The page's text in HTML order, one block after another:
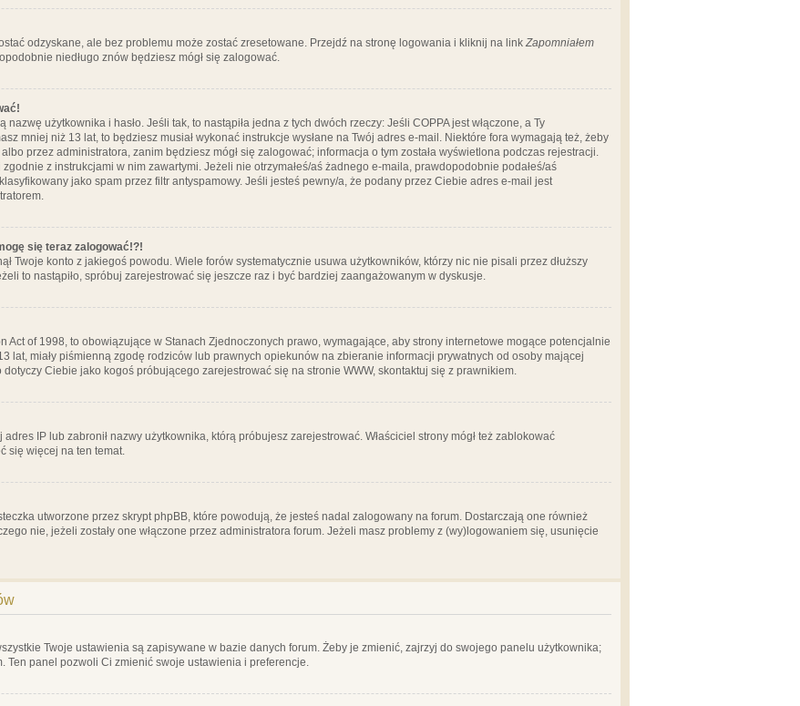
odzyskane, ale bez problemu może zostać zresetowane. Przejdź na stronę logowania i kliknij na link Zapomniałem
niedługo znów będziesz mógł się zalogować.
użytkownika i hasło. Jeśli tak, to nastąpiła jedna z tych dwóch rzeczy: Jeśli COPPA jest włączone, a Ty
mniej niż 13 lat, to będziesz musiał wykonać instrukcje wysłane na Twój adres e-mail. Niektóre fora wymagają też, żeby
przez administratora, zanim będziesz mógł się zalogować; informacja o tym została wyświetlona podczas rejestracji.
z instrukcjami w nim zawartymi. Jeżeli nie otrzymałeś/aś żadnego e-maila, prawdopodobnie podałeś/aś
jako spam przez filtr antyspamowy. Jeśli jesteś pewny/a, że podany przez Ciebie adres e-mail jest
się teraz zalogować!?!
Twoje konto z jakiegoś powodu. Wiele forów systematycznie usuwa użytkowników, którzy nic nie pisali przez dłuższy
to nastąpiło, spróbuj zarejestrować się jeszcze raz i być bardziej zaangażowanym w dyskusje.
Act of 1998, to obowiązujące w Stanach Zjednoczonych prawo, wymagające, aby strony internetowe mogące potencjalnie
lat, miały piśmienną zgodę rodziców lub prawnych opiekunów na zbieranie informacji prywatnych od osoby mającej
Ciebie jako kogoś próbującego zarejestrować się na stronie WWW, skontaktuj się z prawnikiem.
adres IP lub zabronił nazwy użytkownika, którą próbujesz zarejestrować. Właściciel strony mógł też zablokować
się więcej na ten temat.
utworzone przez skrypt phpBB, które powodują, że jesteś nadal zalogowany na forum. Dostarczają one również
nie, jeżeli zostały one włączone przez administratora forum. Jeżeli masz problemy z (wy)logowaniem się, usunięcie
Twoje ustawienia są zapisywane w bazie danych forum. Żeby je zmienić, zajrzyj do swojego panelu użytkownika;
Ten panel pozwoli Ci zmienić swoje ustawienia i preferencje.